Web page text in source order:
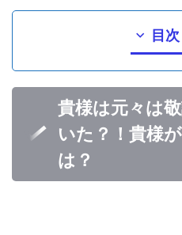
目次
貴様は元々は
いた？！貴様
は？